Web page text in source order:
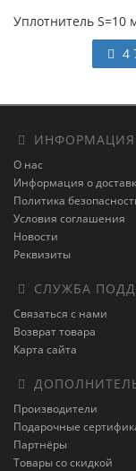
Уплотнитель S=10
4
ИНФОРМАЦИЯ
О нас
Информация о
Политика
Условия соглашения
Новости
Реквизиты
СЛУЖБА
Связаться с нами
Возврат товара
Карта сайта
Производители
Подарочные
Партнёры
Товары со скидкой